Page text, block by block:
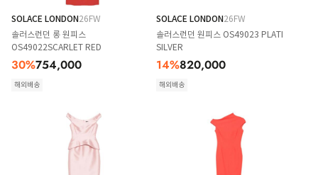
SOLACE LONDON26FW
솔러스런던 롱 원피스
OS49022SCARLET RED
30%754,000
해외배송
SOLACE LONDON26FW
솔러스런던 원피스 OS49023 PLATI
SILVER
14%820,000
해외배송